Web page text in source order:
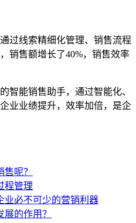
过线索精细化管理、销售流程
销售额增长了40%，销售效率
智能销售助手，通过智能化、
业业绩提升，效率加倍，是企
呢？
程管理
业必不可少的营销利器
的作用？